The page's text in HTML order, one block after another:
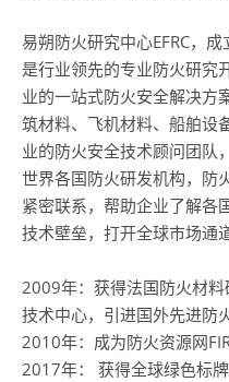
易朔防火研究中心EFRC，
是行业领先的专业防火研究
业的一站式防火安全解决方
筑材料、飞机材料、船舶设
业的防火安全技术顾问团队
世界各国防火研发机构，防
紧密联系，帮助企业了解各
技术壁垒，打开全球市场通
2009年：获得法国防火材料
技术中心，引进国外先进防
2010年：成为防火资源网
2017年： 获得全球绿色标